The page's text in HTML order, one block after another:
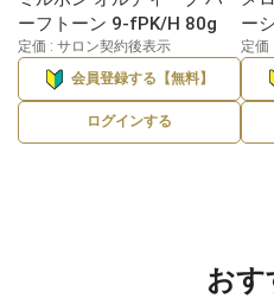
ーフトーン 9-fPK/H 80g
定価 : サロン契約後表示
会員登録する【無料】
ログインする
ー
定価
おす